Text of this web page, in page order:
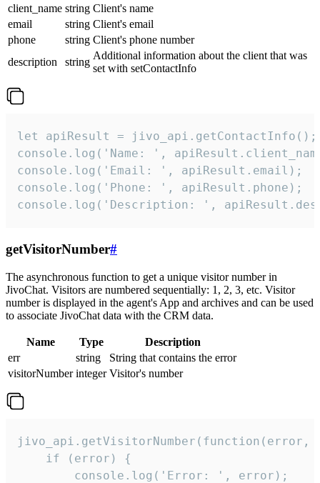
client_name string Client's name
email
string Client's email
phone
string Client's phone number
description
string
Additional information about the client that was
set with setContactInfo
let apiResult = jivo_api.getContactInfo();
console.log('Name: ',
console.log('Email: ', apiResult.email);
console.log('Phone: ', apiResult.phone);
console.log('Description: ',
getVisitorNumber#
The asynchronous function to get a unique visitor number in
JivoChat. Visitors are numbered sequentially: 1, 2, 3, etc. Visitor
number is displayed in the agent's App and archives and can be used
to associate JivoChat data with the CRM data.
Name Type
Description
err
string
String that contains the error
visitorNumber integer Visitor's number
jivo_api.getVisitorNumber(function(error,
    if (error) {
        console.log('Error: ', error);